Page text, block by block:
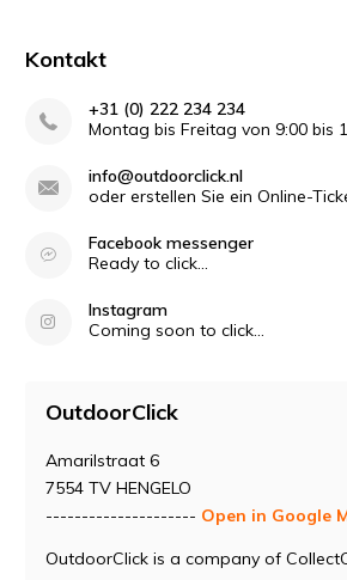
Kontakt
+31 (0) 222 234 234
Montag bis Freitag von 9:00 bis
info@outdoorclick.nl
oder erstellen Sie ein Online-
Facebook messenger
Ready to click...
Instagram
Coming soon to click...
OutdoorClick
Amarilstraat 6
7554 TV HENGELO
--------------------- Open in Google
OutdoorClick is a company of